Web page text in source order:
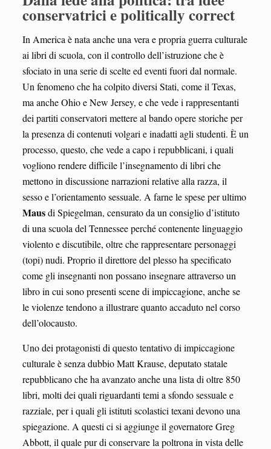
conservatrici e politically correct
In America è nata anche una vera e propria guerra culturale
ai libri di scuola, con il controllo dell’istruzione che è
sfociato in una serie di scelte ed eventi fuori dal normale.
Un fenomeno che ha colpito diversi Stati, come il Texas,
ma anche Ohio e New Jersey, e che vede i rappresentanti
dei partiti conservatori mettere al bando opere storiche per
la presenza di contenuti volgari e inadatti agli studenti. È un
processo, questo, che vede a capo i repubblicani, i quali
vogliono rendere difficile l’insegnamento di libri che
mettono in discussione narrazioni relative alla razza, il
sesso e l’orientamento sessuale. A farne le spese per ultimo
Mausdi Spiegelman, censurato da un consiglio d’istituto
di una scuola del Tennessee perché contenente linguaggio
violento e discutibile, oltre che rappresentare personaggi
(topi) nudi. Proprio il direttore del plesso ha specificato
come gli insegnanti non possano insegnare attraverso un
libro in cui sono presenti scene di impiccagione, anche se
le violenze tendono a illustrare quanto accaduto nel corso
dell’olocausto.
Uno dei protagonisti di questo tentativo di impiccagione
culturale è senza dubbio Matt Krause, deputato statale
repubblicano che ha avanzato anche una lista di oltre 850
libri, molti dei quali riguardanti temi a sfondo sessuale e
razziale, per i quali gli istituti scolastici texani devono una
spiegazione. A questi ci si aggiunge il governatore Greg
Abbott, il quale pur di conservare la poltrona in vista delle